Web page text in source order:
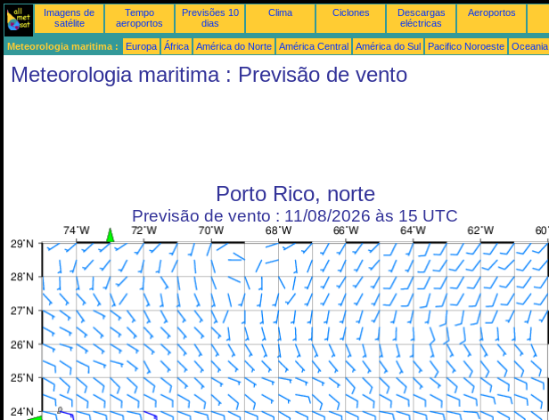
Imagens de
satélite
Tempo
aeroportos
Previsões 10
dias
Clima Ciclones
Descargas
eléctricas
Aeroportos
Meteorologia maritima : Europa África América do Norte América Central América do Sul Pacifico Noroeste Oceania
Meteorologia maritima : Previsão de vento
Porto Rico, norte
Previsão de vento : 11/08/2026 às 15 UTC